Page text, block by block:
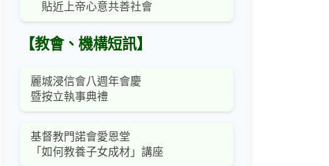
貼近上帝心意共善社會
【教會、機構短訊】
麗城浸信會八週年會慶
暨按立執事典禮
基督教門諾會愛恩堂
「如何教養子女成材」講座